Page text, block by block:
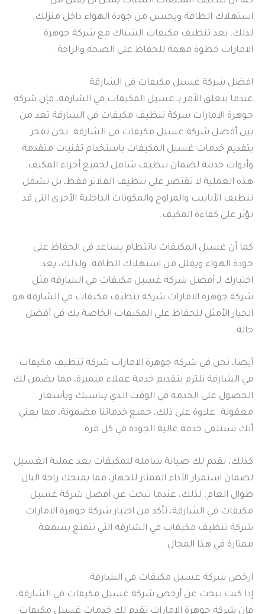
استهلاك الطاقة ويحسن من جودة الهواء داخل منزلك.
لذلك، يعد تنظيف مكيفات الشباك مع شركة جوهرة
الامارات خطوة مهمة للحفاظ على الصحة والراحة.
افضل شركة غسيل مكيفات في الشارقة
عندما يتعلق الأمر بـ غسيل المكيفات في الشارقة، فإن شركة
جوهرة الامارات شركة تنظيف مكيفات في الشارقة تعد من
بين أفضل شركة غسيل مكيفات في الشارقة. نحن نفخر
بتقديم خدمات غسيل المكيفات باستخدام تقنيات متقدمة
وأدوات حديثة لضمان تنظيف شامل لجميع أجزاء المكيف.
هذه العملية لا تقتصر على تنظيف الفلاتر فقط، بل تشمل
تنظيف الأنابيب والمراوح والمكونات الداخلية الأخرى التي قد
تؤثر على كفاءة المكيف.
كما أن غسيل المكيفات بانتظام يساعد في الحفاظ على
جودة الهواء ويقلل من استهلاك الطاقة. ولذلك، يعد
اختيارك لـ أفضل شركة غسيل مكيفات في الشارقة مثل
شركة جوهرة الامارات شركة تنظيف مكيفات في الشارقة هو
الخيار الأمثل للحفاظ على المكيفات الخاصة بك في أفضل
حالة.
أيضا، نحن في شركة جوهرة الامارات شركة تنظيف مكيفات
في الشارقة نلتزم بتقديم خدمة عملاء متميزة، مما يضمن لك
الحصول على الخدمة في الوقت الذي يناسبك وبأسعار
معقولة. علاوة على ذلك، جميع خدماتنا مضمونة، مما يعني
أنك ستتلقى خدمة عالية الجودة في كل مرة.
كذلك، نقدم لك صيانة شاملة للمكيفات بعد عملية الغسيل
لضمان استمرار الأداء الممتاز للجهاز، مما يمنحك راحة البال
طوال العام. لذلك، عندما تبحث عن أفضل شركة غسيل
مكيفات في الشارقة، تأكد من اختيار شركة جوهرة الامارات
شركة تنظيف مكيفات في الشارقة التي تتمتع بسمعة
ممتازة في هذا المجال.
ارخص شركة غسيل مكيفات في الشارقة
إذا كنت تبحث عن أرخص شركة غسيل مكيفات في الشارقة،
فإن شركة جوهرة الامارات تقدم لك خدمات غسيل مكيفات